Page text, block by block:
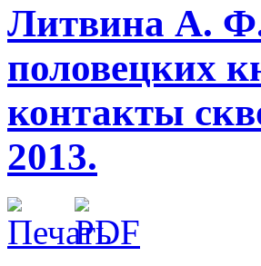
Литвина А.
половецких
контакты
2013.